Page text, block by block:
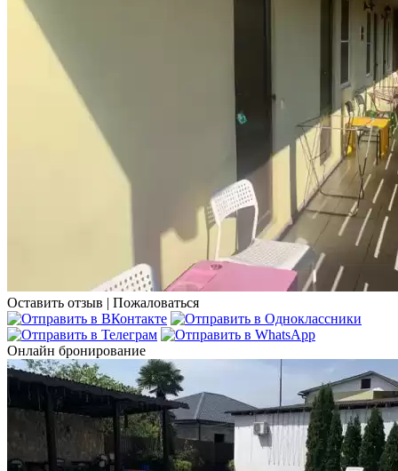
Оставить отзыв | Пожаловаться
Онлайн бронирование